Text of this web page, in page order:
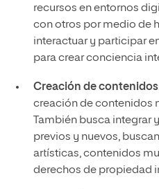
recursos en entornos
con otros por medio de
interactuar y participar
para crear conciencia
Creación de contenidos
creación de contenidos
También busca integrar
previos y nuevos,
artísticas, contenidos
derechos de propiedad